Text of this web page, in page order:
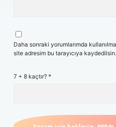
Daha sonraki yorumlarımda
site adresim bu tarayıcıya kaydedilsin.
7 + 8 kaçtır? *